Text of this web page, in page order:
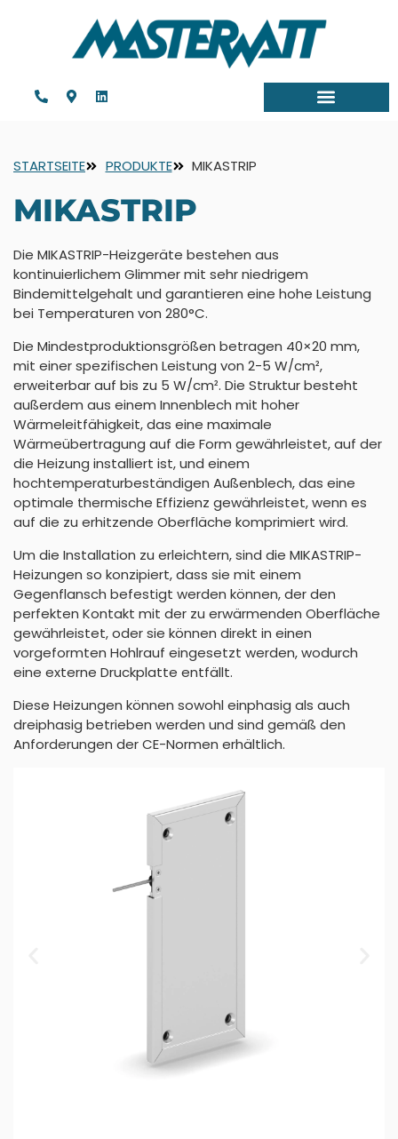
STARTSEITE PRODUKTE MIKASTRIP
MIKASTRIP
Die MIKASTRIP-Heizgeräte bestehen aus
kontinuierlichem Glimmer mit sehr niedrigem
Bindemittelgehalt und garantieren eine hohe Leistung
bei Temperaturen von 280°C.
Die Mindestproduktionsgrößen betragen 40×20 mm,
mit einer spezifischen Leistung von 2-5 W/cm²,
erweiterbar auf bis zu 5 W/cm². Die Struktur besteht
außerdem aus einem Innenblech mit hoher
Wärmeleitfähigkeit, das eine maximale
Wärmeübertragung auf die Form gewährleistet, auf der
die Heizung installiert ist, und einem
hochtemperaturbeständigen Außenblech, das eine
optimale thermische Effizienz gewährleistet, wenn es
auf die zu erhitzende Oberfläche komprimiert wird.
Um die Installation zu erleichtern, sind die MIKASTRIP-
Heizungen so konzipiert, dass sie mit einem
Gegenflansch befestigt werden können, der den
perfekten Kontakt mit der zu erwärmenden Oberfläche
gewährleistet, oder sie können direkt in einen
vorgeformten Hohlrauf eingesetzt werden, wodurch
eine externe Druckplatte entfällt.
Diese Heizungen können sowohl einphasig als auch
dreiphasig betrieben werden und sind gemäß den
Anforderungen der CE-Normen erhältlich.